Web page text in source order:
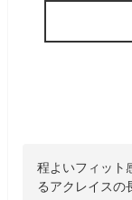
程よいフィット
るアクレイスの